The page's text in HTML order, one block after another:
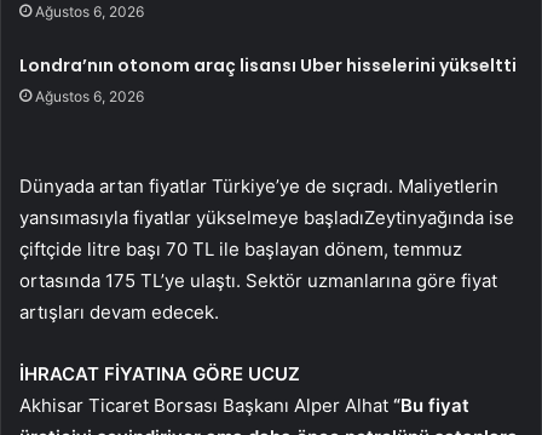
Ağustos 6, 2026
Londra’nın otonom araç lisansı Uber hisselerini yükseltti
Ağustos 6, 2026
Dünyada artan fiyatlar Türkiye’ye de sıçradı. Maliyetlerin
yansımasıyla fiyatlar yükselmeye başladıZeytinyağında ise
çiftçide litre başı 70 TL ile başlayan dönem, temmuz
ortasında 175 TL’ye ulaştı. Sektör uzmanlarına göre fiyat
artışları devam edecek.
İHRACAT FİYATINA GÖRE UCUZ
Akhisar Ticaret Borsası Başkanı Alper Alhat “Bu fiyat